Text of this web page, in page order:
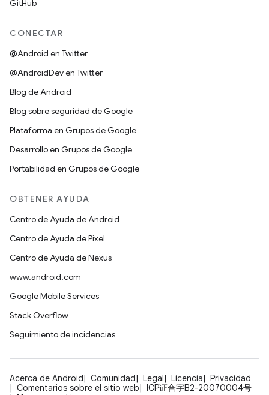
GitHub
CONECTAR
@Android en Twitter
@AndroidDev en Twitter
Blog de Android
Blog sobre seguridad de Google
Plataforma en Grupos de Google
Desarrollo en Grupos de Google
Portabilidad en Grupos de Google
OBTENER AYUDA
Centro de Ayuda de Android
Centro de Ayuda de Pixel
Centro de Ayuda de Nexus
www.android.com
Google Mobile Services
Stack Overflow
Seguimiento de incidencias
Acerca de Android Comunidad Legal Licencia
Privacidad
Comentarios sobre el sitio web
ICP证合字B2-20070004号